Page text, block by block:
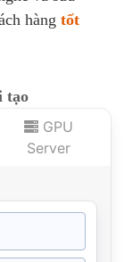
hàng tốt
tạo
GPU
Server